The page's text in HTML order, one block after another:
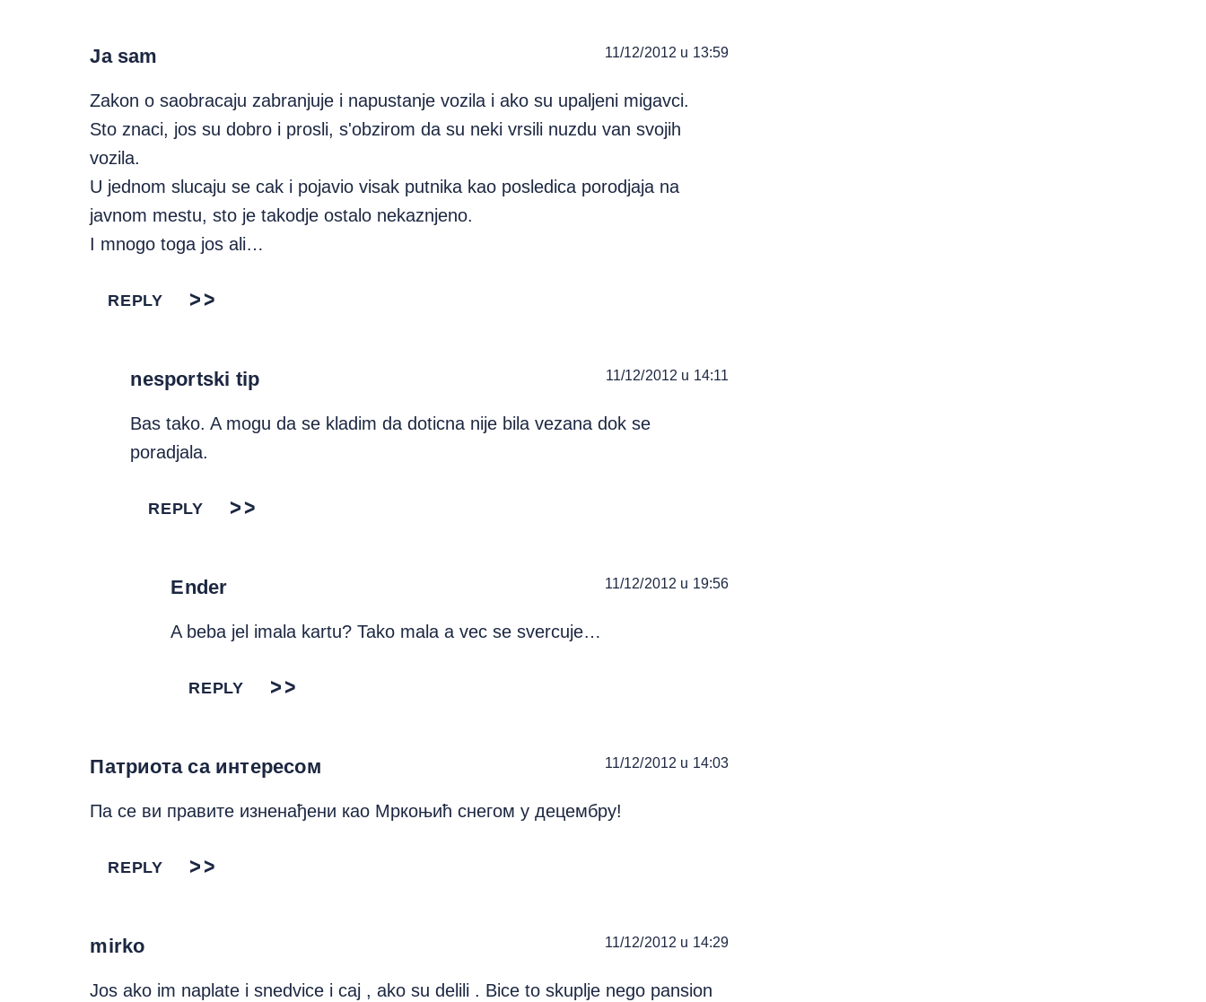
Ja sam 11/12/2012 u 13:59
Zakon o saobracaju zabranjuje i napustanje vozila i ako su upaljeni migavci.
Sto znaci, jos su dobro i prosli, s'obzirom da su neki vrsili nuzdu van svojih
vozila.
U jednom slucaju se cak i pojavio visak putnika kao posledica porodjaja na
javnom mestu, sto je takodje ostalo nekaznjeno.
I mnogo toga jos ali…
REPLY
nesportski tip 11/12/2012 u 14:11
Bas tako. A mogu da se kladim da doticna nije bila vezana dok se
poradjala.
REPLY
Ender 11/12/2012 u 19:56
A beba jel imala kartu? Tako mala a vec se svercuje…
REPLY
Патриота са интересом 11/12/2012 u 14:03
Па се ви правите изненађени као Мркоњић снегом у децембру!
REPLY
mirko 11/12/2012 u 14:29
Jos ako im naplate i snedvice i caj , ako su delili . Bice to skuplje nego pansion